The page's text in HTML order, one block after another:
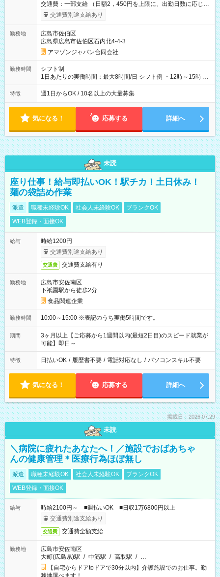
交通費：一部支給 （日額2，450円を上限に、出勤日数に応じて
実費支給） ※22:00～翌5:00までは時給25%UP！ ■給与前払い
制度あり ※前払い額の上限あり、手数料無料（Amazon負担）
交通費別途支給あり
勤務地
広島市佐伯区
広島県広島市佐伯区石内北4-4-3
アマゾンジャパン合同会社
勤務時間
シフト制
1日あたりの実働時間：最大8時間/日 シフト例 ・12時～15時 入
社後、就業可能シフトをご確認の上、申請してください。
特徴 週1日からOK / 10名以上の大量募集
気になる！ 応募する 詳細へ
未読
座り仕事！給与即払いOK！駅チカ！土日休み！
麺の袋詰め作業
派遣 職種未経験OK 社会人未経験OK
ブランクOK
WEB登録・面接OK
給与
時給1200円
交通費別途支給あり
交通費 交通費支給有り
勤務地
広島市安佐南区
下祇園駅から徒歩2分
食品関連企業
勤務時間 10:00～15:00 ※表記のうち実働5時間です。
期間
3ヶ月以上【ご応募から1週間以内(最短2日目)のスピード就業が
可能】即日～
特徴 日払いOK / 履歴書不要 / 電話対応なし / パソコンスキル不要
気になる！ 応募する 詳細へ
掲載日：2026.07.29
未読
＼病院に疲れたあなたへ！／施設でおばあちゃ
んの健康管理＊医療行為ほぼ無し
派遣 職種未経験OK 社会人未経験OK
ブランクOK
WEB登録・面接OK
給与
時給2100円～ ■週払いOK ■日収1万6800円以上
交通費別途支給あり
交通費 交通費全額支給
勤務地
広島市安佐南区
大町(広島県)駅 / 中筋駅 / 高取駅 / …
【自宅からドアtoドアで30分以内】介護施設でのお仕事。勤
務地選べます！